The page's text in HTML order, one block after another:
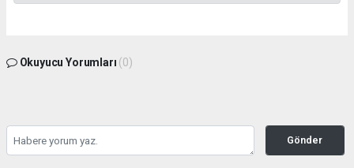
Okuyucu Yorumları (0)
Gönder